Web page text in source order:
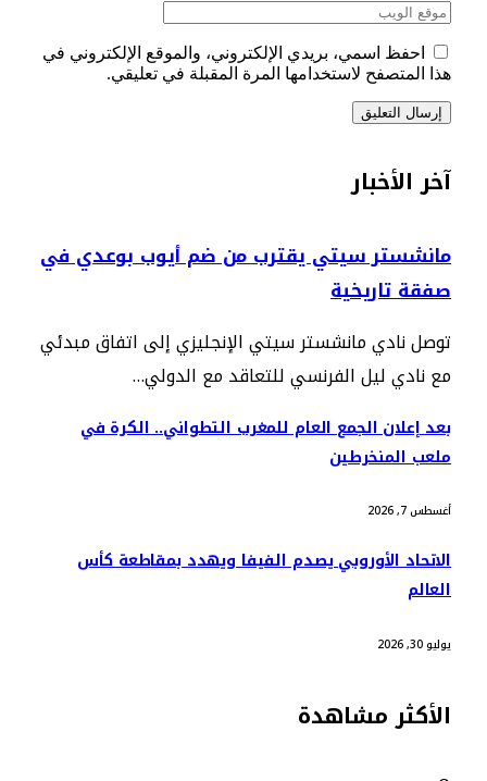
احفظ اسمي، بريدي الإلكتروني، والموقع الإلكتروني في
هذا المتصفح لاستخدامها المرة المقبلة في تعليقي.
آخر الأخبار
مانشستر سيتي يقترب من ضم أيوب بوعدي في
صفقة تاريخية
توصل نادي مانشستر سيتي الإنجليزي إلى اتفاق مبدئي
مع نادي ليل الفرنسي للتعاقد مع الدولي…
بعد إعلان الجمع العام للمغرب التطواني.. الكرة في
ملعب المنخرطين
أغسطس 7, 2026
الاتحاد الأوروبي يصدم الفيفا ويهدد بمقاطعة كأس
العالم
يوليو 30, 2026
الأكثر مشاهدة